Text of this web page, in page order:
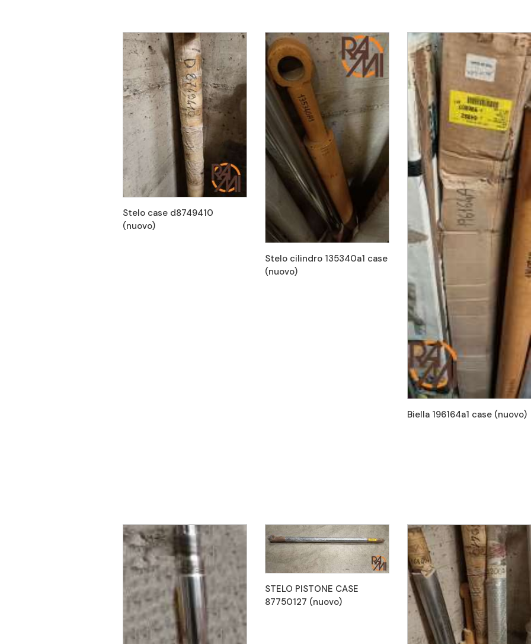
Stelo case d8749410
(nuovo)
Stelo cilindro 135340a1 case
(nuovo)
Biella 196164a1 case (nuovo)
STELO PISTONE CASE
87750127 (nuovo)